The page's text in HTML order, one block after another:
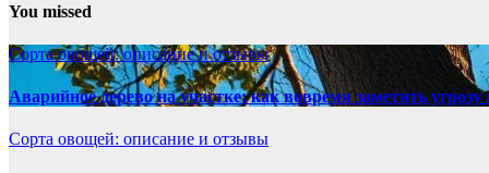
You missed
Сорта овощей: описание и отзывы
Аварийное дерево на участке: как вовремя заметить угрозу
Сорта овощей: описание и отзывы